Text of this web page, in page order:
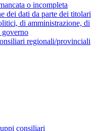
o incompleta
dei dati da parte dei titolari
di amministrazione, di
governo
regionali/provinciali
consiliari